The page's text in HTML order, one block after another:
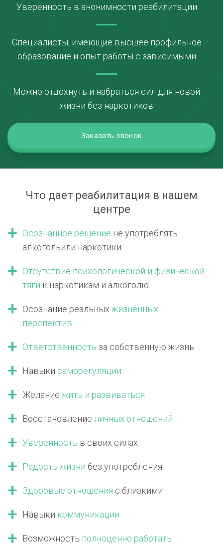
Уверенность в анонимности реабилитации
Специалисты, имеющие высшее профильное
образование и опыт работы с зависимыми
Можно отдохнуть и набраться сил для новой
жизни без наркотиков
Заказать звонок
Что дает реабилитация в нашем
центре
Осознанное решение не употреблять
алкогольили наркотики
Отсутствие психологической и физической
тяги к наркотикам и алкоголю
Осознание реальных жизненных
перспектив
Ответственность за собственную жизнь
Навыки саморегуляции
Желание жить и развиваться
Восстановление личных отношений
Уверенность в своих силах
Радость жизни без употребления
Здоровые отношения с близкими
Навыки коммуникации
Возможность полноценно работать